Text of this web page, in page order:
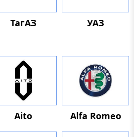
ТагАЗ УАЗ
Aito Alfa Romeo